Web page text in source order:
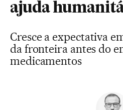
ajuda
Cresce a expectativa
da fronteira antes do
medicamentos